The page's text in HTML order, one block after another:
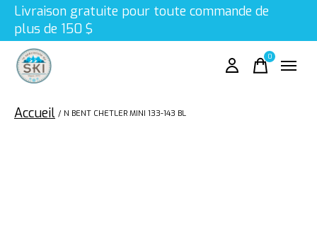
Livraison gratuite pour toute commande de
plus de 150 $
0items
Accueil / N BENT CHETLER MINI 133-143 BL